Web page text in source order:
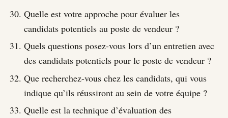
Quelle est votre approche pour évaluer les
candidats potentiels au poste de vendeur ?
Quels questions posez-vous lors d’un entretien avec
des candidats potentiels pour le poste de vendeur ?
Que recherchez-vous chez les candidats, qui vous
indique qu’ils réussiront au sein de votre équipe ?
Quelle est la technique d’évaluation des